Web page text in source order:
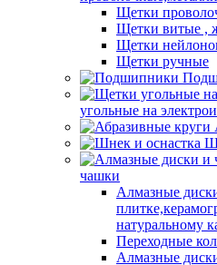
Щетки
Щетки витые ,
Щетки
Щетки ручные
угольные на
чашки
Алмазные
натуральному
Переходные
Алмазные